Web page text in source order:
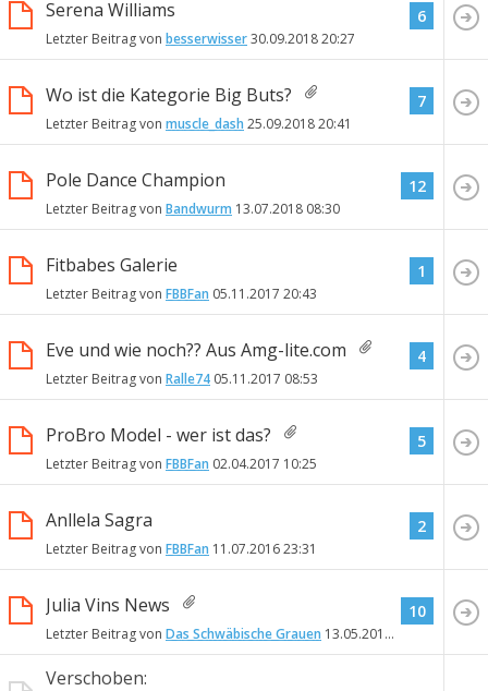
Serena Williams
Letzter Beitrag von besserwisser30.09.201820:27
6
Wo ist die Kategorie Big Buts?
Letzter Beitrag von muscle_dash 25.09.201820:41
7
Pole Dance Champion
Letzter Beitrag von Bandwurm 13.07.2018 08:30
12
Fitbabes Galerie
Letzter Beitrag von FBBFan 05.11.2017 20:43
1
Eve und wie noch?? Aus Amg-lite.com
Letzter Beitrag von Ralle74 05.11.2017 08:53
4
ProBro Model - wer ist das?
Letzter Beitrag von FBBFan 02.04.2017 10:25
5
Anllela Sagra
Letzter Beitrag von FBBFan 11.07.201623:31
2
Julia Vins News
Letzter Beitrag von Das Schwäbische Grauen 13.05.2016
10
Verschoben: